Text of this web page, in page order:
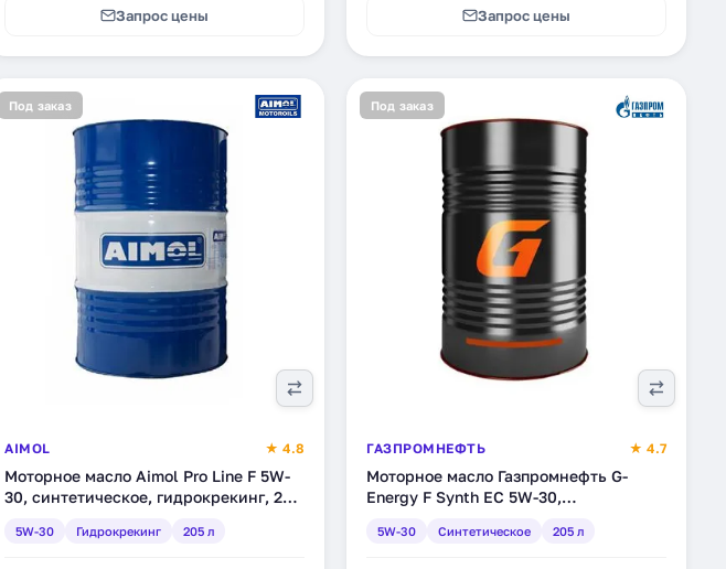
Запрос цены Запрос цены
Под заказ
AIMOL ★ 4.8
Моторное масло Aimol Pro Line F 5W-
30, синтетическое, гидрокрекинг, 205
5W-30 Гидрокрекинг 205 л
Под заказ
ГАЗПРОМНЕФТЬ ★ 4.7
Моторное масло Газпромнефть G-
Energy F Synth EC 5W-30,
5W-30 Синтетическое 205 л